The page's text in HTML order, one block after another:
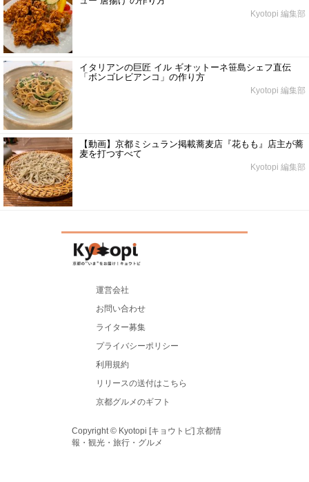
Kyotopi 編集部
イタリアンの巨匠 イル ギオットーネ笹島シェフ直伝
「ボンゴレビアンコ」の作り方
Kyotopi 編集部
【動画】京都ミシュラン掲載蕎麦店『花もも』店主が蕎
麦を打つすべて
Kyotopi 編集部
運営会社
お問い合わせ
ライター募集
プライバシーポリシー
利用規約
リリースの送付はこちら
京都グルメのギフト
Copyright © Kyotopi [キョウトピ] 京都情
報・観光・旅行・グルメ